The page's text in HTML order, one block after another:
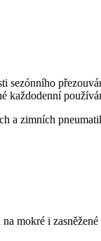
sezónního
každodenní
a zimních
mokré i